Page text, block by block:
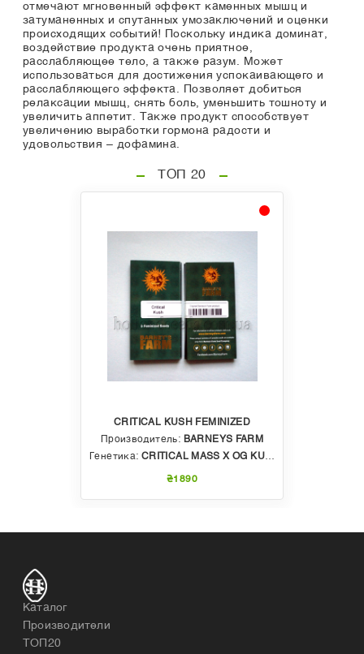
отмечают мгновенный эффект каменных мышц и
затуманенных и спутанных умозаключений и оценки
происходящих событий! Поскольку индика доминат,
воздействие продукта очень приятное,
расслабляющее тело, а также разум. Может
использоваться для достижения успокаивающего и
расслабляющего эффекта. Позволяет добиться
релаксации мышц, снять боль, уменьшить тошноту и
увеличить аппетит. Также продукт способствует
увеличению выработки гормона радости и
удовольствия – дофамина.
ТОП 20
CRITICAL KUSH FEMINIZED
Производитель: BARNEYS FARM
Генетика: CRITICAL MASS X OG KUSH
₴1890
Каталог
Производители
ТОП20